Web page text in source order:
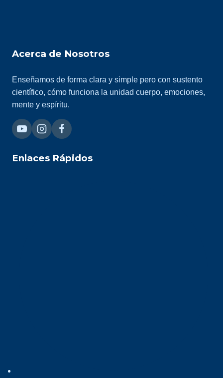
Acerca de Nosotros
Enseñamos de forma clara y simple pero con sustento
científico, cómo funciona la unidad cuerpo, emociones,
mente y espíritu.
Enlaces Rápidos